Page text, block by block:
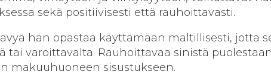
sekä positiivisesti että rauhoittavasti.
hän opastaa käyttämään maltillisesti, jotta
tai varoittavalta. Rauhoittavaa sinistä
makuuhuoneen sisustukseen.